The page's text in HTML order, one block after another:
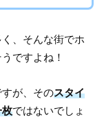
、そんな街でホ
ですよね！
が、そのスタイ
枚ではないでしょ